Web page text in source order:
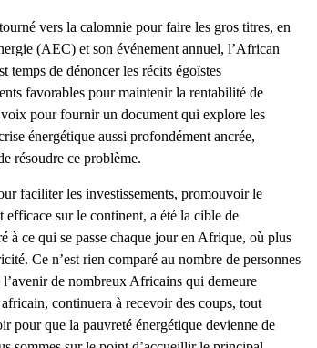
vers la calomnie pour faire les gros titres, en
(AEC) et son événement annuel, l’African
de dénoncer les récits égoïstes
favorables pour maintenir la rentabilité de
pour fournir un document qui explore les
énergétique aussi profondément ancrée,
résoudre ce problème.
faciliter les investissements, promouvoir le
sur le continent, a été la cible de
à ce qui se passe chaque jour en Afrique, où plus
Ce n’est rien comparé au nombre de personnes
de nombreux Africains qui demeure
continuera à recevoir des coups, tout
pour que la pauvreté énergétique devienne de